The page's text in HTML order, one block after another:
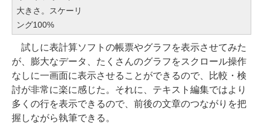
大きさ。スケーリ
ング100%
試しに表計算ソフトの帳票やグラフを表示させてみた
が、膨大なデータ、たくさんのグラフをスクロール操作
なしに一画面に表示させることができるので、比較・検
討が非常に楽に感じた。それに、テキスト編集ではより
多くの行を表示できるので、前後の文章のつながりを把
握しながら執筆できる。